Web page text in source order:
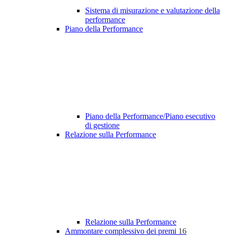
Sistema di misurazione e valutazione della
performance
Piano della Performance
Piano della Performance/Piano esecutivo
di gestione
Relazione sulla Performance
Relazione sulla Performance
Ammontare complessivo dei premi 16